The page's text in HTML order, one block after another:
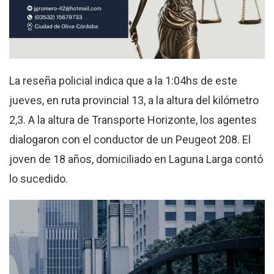
La reseña policial indica que a la 1:04hs de este
jueves, en ruta provincial 13, a la altura del kilómetro
2,3. A la altura de Transporte Horizonte, los agentes
dialogaron con el conductor de un Peugeot 208. El
joven de 18 años, domiciliado en Laguna Larga contó
lo sucedido.